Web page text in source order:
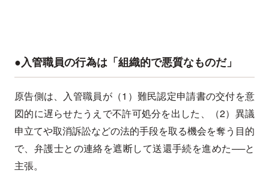
●入管職員の行為は「組織的で悪質なものだ」
原告側は、入管職員が（1）難民認定申請書の交付を意
図的に遅らせたうえで不許可処分を出した、（2）異議
申立てや取消訴訟などの法的手段を取る機会を奪う目的
で、弁護士との連絡を遮断して送還手続を進めた──と
主張。